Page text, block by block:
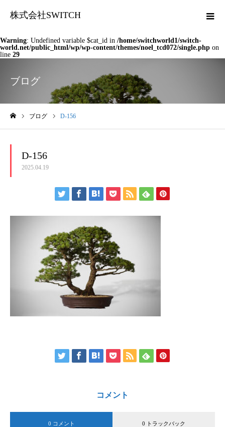
株式会社SWITCH
Warning: Undefined variable $cat_id in /home/switchworld1/switch-
world.net/public_html/wp/wp-content/themes/noel_tcd072/single.php on
line 29
ブログ
ブログ D-156
D-156
2025.04.19
コメント
0 コメント 0 トラックバック